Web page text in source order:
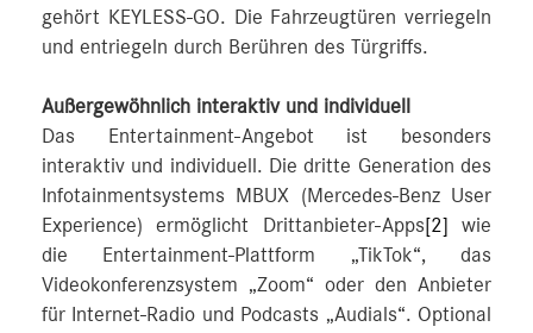
gehört KEYLESS-GO. Die Fahrzeugtüren verriegeln
und entriegeln durch Berühren des Türgriffs.
Außergewöhnlich interaktiv und individuell
Das Entertainment-Angebot ist besonders
interaktiv und individuell. Die dritte Generation des
Infotainmentsystems MBUX (Mercedes-Benz User
Experience) ermöglicht Drittanbieter-Apps[2] wie
die Entertainment-Plattform „TikTok“, das
Videokonferenzsystem „Zoom“ oder den Anbieter
für Internet-Radio und Podcasts „Audials“. Optional